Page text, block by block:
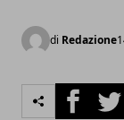
di Redazione
Facebook